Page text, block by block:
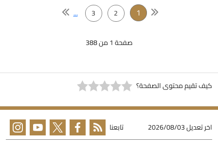
1
2
3
صفحة 1 من 388
كيف تقيم محتوى الصفحة؟
اخر تعديل2026/08/03 تابعنا